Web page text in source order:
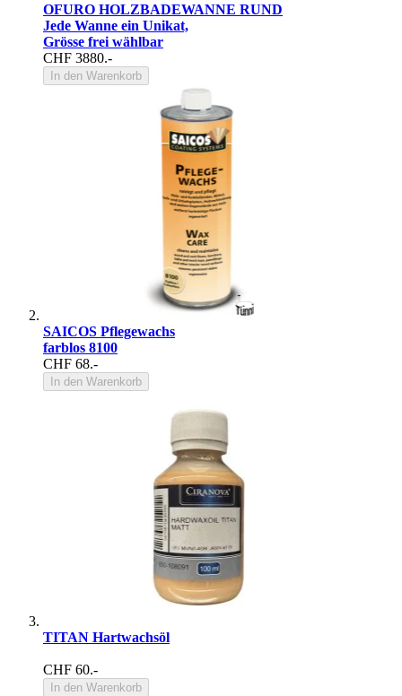
OFURO HOLZBADEWANNE RUND
Jede Wanne ein Unikat,
Grösse frei wählbar
CHF 3880.-
In den Warenkorb
SAICOS Pflegewachs
farblos 8100
CHF 68.-
In den Warenkorb
TITAN Hartwachsöl
CHF 60.-
In den Warenkorb